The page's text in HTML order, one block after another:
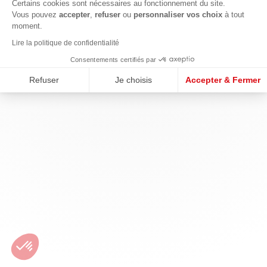
Certains cookies sont nécessaires au fonctionnement du site.
Vous pouvez accepter refuser ou personnaliser vos choix à tout
moment.
Lire la politique de confidentialité
Consentements certifiés par
Refuser Je choisis Accepter & Fermer